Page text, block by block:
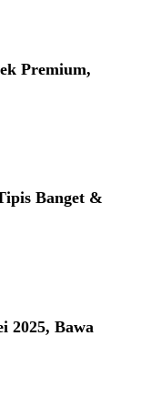
Premium,
Banget &
2025, Bawa